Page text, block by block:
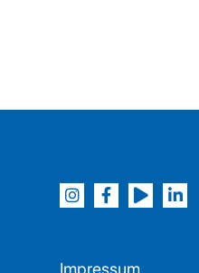
Impressum